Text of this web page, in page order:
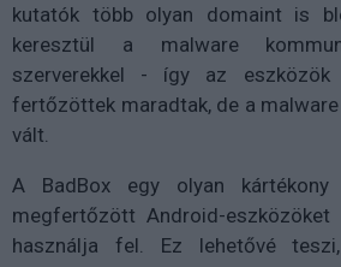
kutatók több olyan domaint is
keresztül a malware
szerverekkel - így az eszközök
fertőzöttek maradtak, de a
vált.
A BadBox egy olyan
megfertőzött Android-eszközöket
használja fel. Ez lehetővé